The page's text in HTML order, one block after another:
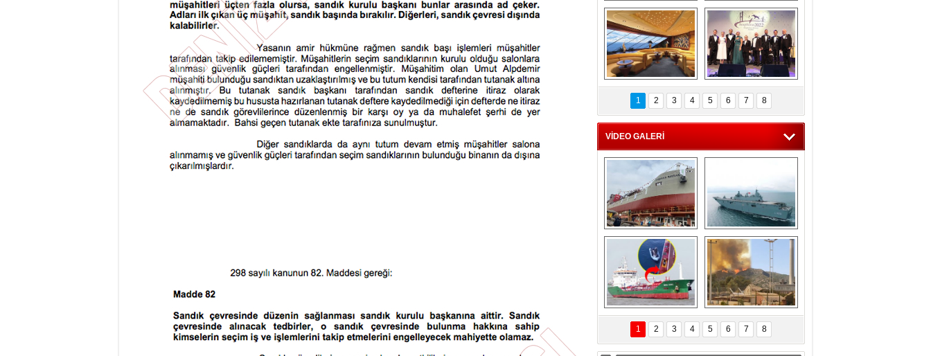
“Gemi içinde gemi”
konsepti ile MSC
Splendida
Dünyada tek!
Denizaltı yüzer
havuzu intikal
seyrine başladı
MSC'den 55 milyon
euroluk turizm geliri
müjdesi
5. Bosphorus Ship
Brokers Dinner,
İstanbul’da yapıldı
1 2 3 4 5 6 7 8
VİDEO GALERİ
Çeksan Tersanesi,
Başaran Bayrak
tankerini suya
indirdi
TCG Anadolu,
tersane teknik
seyrini tamamladı
Göçmenlerin
imdadına Türk
sahipli MINA DENIZ
yetişti
Milas’taki yangın
yeniden termik
santrallere doğru
ilerliyor
1 2 3 4 5 6 7 8